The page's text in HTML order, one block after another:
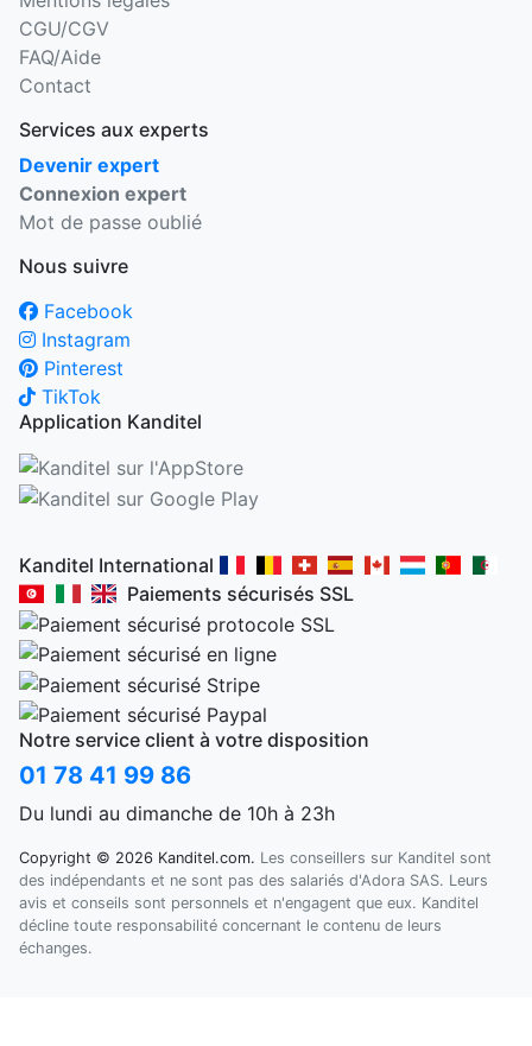
CGU/CGV
FAQ/Aide
Contact
Services aux experts
Devenir expert
Connexion expert
Mot de passe oublié
Nous suivre
Facebook
Instagram
Pinterest
TikTok
Application Kanditel
Kanditel International
Paiements sécurisés SSL
Notre service client à votre disposition
01 78 41 99 86
Du lundi au dimanche de 10h à 23h
Copyright © 2026 Kanditel.com. Les conseillers sur Kanditel sont
des indépendants et ne sont pas des salariés d'Adora SAS. Leurs
avis et conseils sont personnels et n'engagent que eux. Kanditel
décline toute responsabilité concernant le contenu de leurs
échanges.